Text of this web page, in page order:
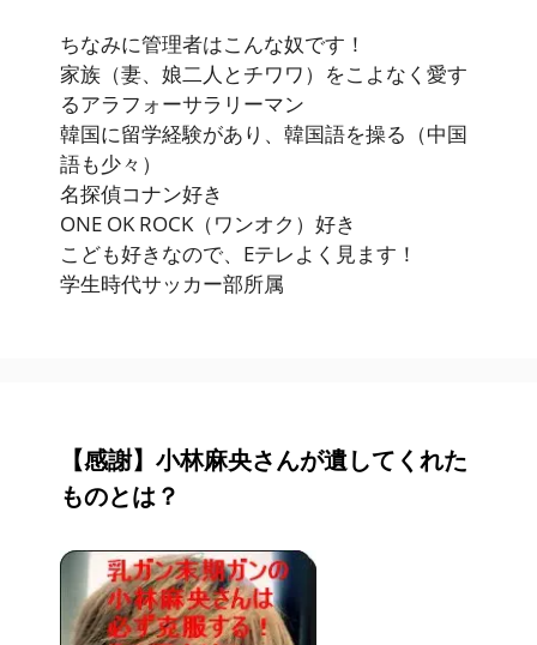
ちなみに管理者はこんな奴です！
家族（妻、娘二人とチワワ）をこよなく愛す
るアラフォーサラリーマン
韓国に留学経験があり、韓国語を操る（中国
語も少々）
名探偵コナン好き
ONE OK ROCK（ワンオク）好き
こども好きなので、Eテレよく見ます！
学生時代サッカー部所属
【感謝】小林麻央さんが遺してくれた
ものとは？